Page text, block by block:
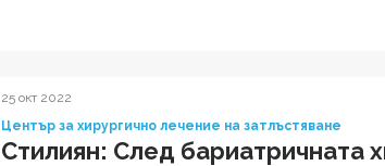
д-р Мария Калинкова, специалист в Отделение по
25 окт 2022
Център за хирургично лечение на затлъстяване
Стилиян: След бариатричната